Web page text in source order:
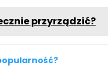
przyrządzić?